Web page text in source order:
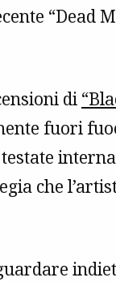
“Dead
di
fuori
che